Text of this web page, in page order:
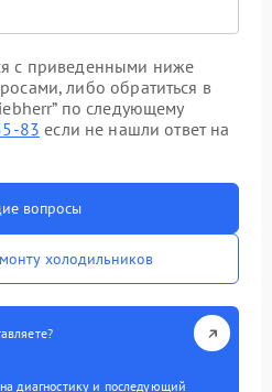
с приведенными ниже
либо обратиться в
по следующему
83 если не нашли ответ на
вопросы
холодильников
диагностику и последующий